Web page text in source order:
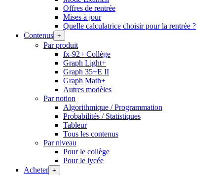
Offres de rentrée
Mises à jour
Quelle calculatrice choisir pour la rentrée ?
Contenus +
Par produit
fx-92+ Collège
Graph Light+
Graph 35+E II
Graph Math+
Autres modèles
Par notion
Algorithmique / Programmation
Probabilités / Statistiques
Tableur
Tous les contenus
Par niveau
Pour le collège
Pour le lycée
Acheter +